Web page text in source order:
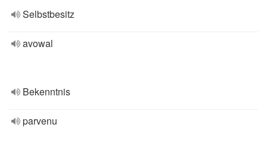
Selbstbesitz
avowal
Bekenntnis
parvenu